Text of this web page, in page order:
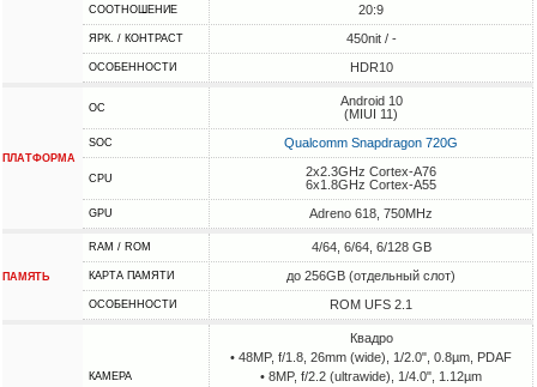
СООТНОШЕНИЕ 20:9
ЯРК. / КОНТРАСТ 450nit / -
ОСОБЕННОСТИ HDR10
ПЛАТФОРМА
ОС
Android 10
(MIUI 11)
SOC Qualcomm Snapdragon 720G
CPU
2x2.3GHz Cortex-A76
6x1.8GHz Cortex-A55
GPU Adreno 618, 750MHz
ПАМЯТЬ
RAM / ROM 4/64, 6/64, 6/128 GB
КАРТА ПАМЯТИ до 256GB (отдельный слот)
ОСОБЕННОСТИ ROM UFS 2.1
КАМЕРА
Квадро
• 48MP, f/1.8, 26mm (wide), 1/2.0", 0.8µm, PDAF
• 8MP, f/2.2 (ultrawide), 1/4.0", 1.12µm